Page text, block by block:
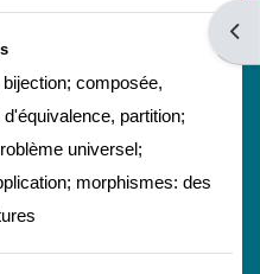
打
composée,
partition;
universel;
morphismes: des